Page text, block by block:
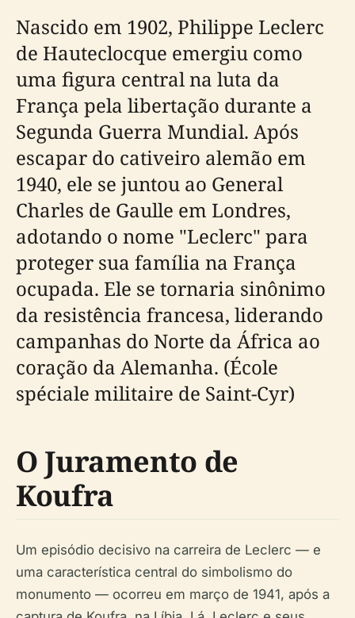
Nascido em 1902, Philippe Leclerc
de Hauteclocque emergiu como
uma figura central na luta da
França pela libertação durante a
Segunda Guerra Mundial. Após
escapar do cativeiro alemão em
1940, ele se juntou ao General
Charles de Gaulle em Londres,
adotando o nome "Leclerc" para
proteger sua família na França
ocupada. Ele se tornaria sinônimo
da resistência francesa, liderando
campanhas do Norte da África ao
coração da Alemanha. (École
spéciale militaire de Saint-Cyr)
O Juramento de
Koufra
Um episódio decisivo na carreira de Leclerc — e
uma característica central do simbolismo do
monumento — ocorreu em março de 1941, após a